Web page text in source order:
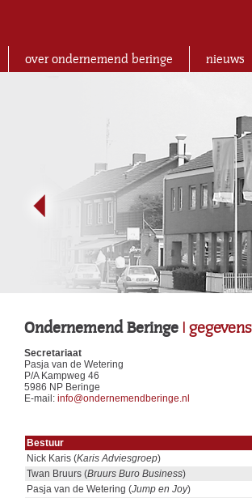
over ondernemend beringe nieuws
Ondernemend Beringe | gegevens
Secretariaat
Pasja van de Wetering
P/A Kampweg 46
5986 NP Beringe
E-mail: info@ondernemendberinge.nl
Bestuur
Nick Karis (Karis Adviesgroep)
Twan Bruurs (Bruurs Buro Business)
Pasja van de Wetering (Jump en Joy)